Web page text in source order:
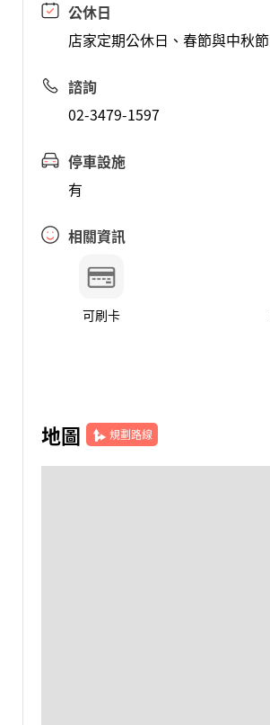
公休日
店家定期公休日、春節與中秋節
諮詢
02-3479-1597
停車設施
有
相關資訊
可刷卡
地圖 規劃路線